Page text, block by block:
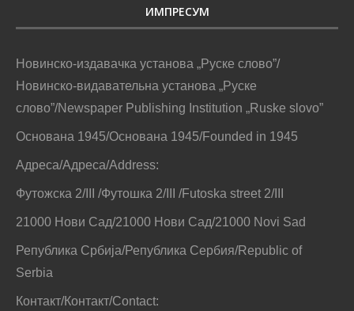
ИМПРЕСУМ
Новинско-издавачка установа „Руске слово”/
Новинско-видавательна установа „Руске
слово”/Newspaper Publishing Institution „Ruske slovo”
Основана 1945/Основана 1945/Founded in 1945
Адреса/Адреса/Address:
Футожска 2/III /Футошка 2/III /Futoska street 2/III
21000 Нови Сад/21000 Нови Сад/21000 Novi Sad
Република Србија/Република Сербия/Republic of
Serbia
Контакт/Контакт/Contact: